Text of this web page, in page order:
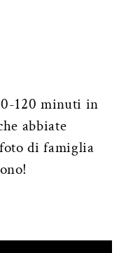
120 minuti in
abbiate
foto di famiglia